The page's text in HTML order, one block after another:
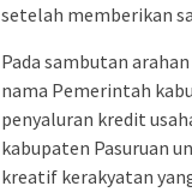
setelah memberikan
Pada sambutan
nama Pemerintah
penyaluran kredit
kabupaten Pasuruan
kreatif kerakyatan